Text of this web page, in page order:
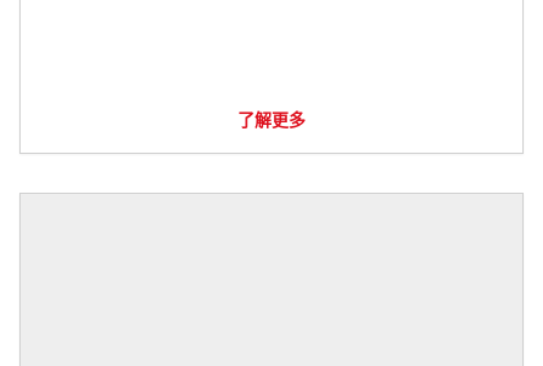
了解更多